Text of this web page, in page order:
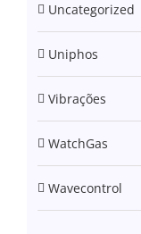
Uncategorized
Uniphos
Vibrações
WatchGas
Wavecontrol